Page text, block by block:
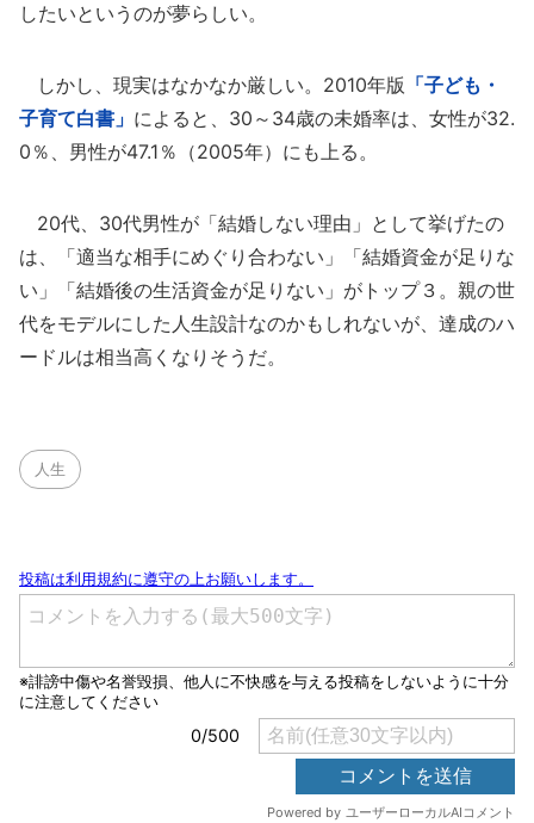
したいというのが夢らしい。
しかし、現実はなかなか厳しい。2010年版 「子ども・
子育て白書」 によると、30～34歳の未婚率は、女性が32.
0％、男性が47.1％（2005年）にも上る。
20代、30代男性が「結婚しない理由」として挙げたの
は、「適当な相手にめぐり合わない」「結婚資金が足りな
い」「結婚後の生活資金が足りない」がトップ３。親の世
代をモデルにした人生設計なのかもしれないが、達成のハ
ードルは相当高くなりそうだ。
人生